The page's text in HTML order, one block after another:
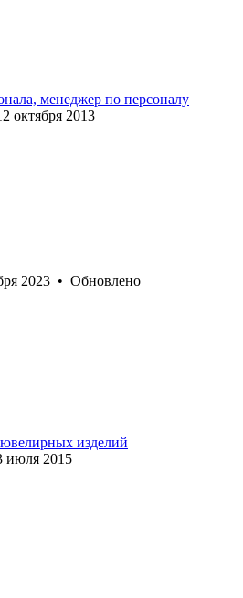
менеджер по персоналу
октября 2013
2023 • Обновлено
изделий
июля 2015